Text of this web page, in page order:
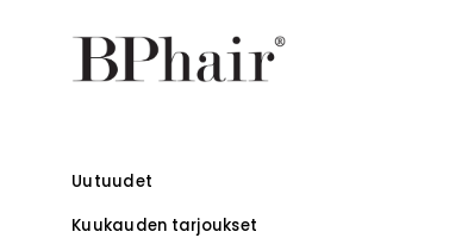
Uutuudet
Kuukauden tarjoukset